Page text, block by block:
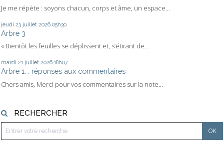
Je me répète : soyons chacun, corps et âme, un espace...
jeudi 23 juillet 2026 05h30
Arbre 3
« Bientôt les feuilles se déplissent et, s’étirant de...
mardi 21 juillet 2026 18h07
Arbre 1. : réponses aux commentaires
Chers amis, Merci pour vos commentaires sur la note...
RECHERCHER